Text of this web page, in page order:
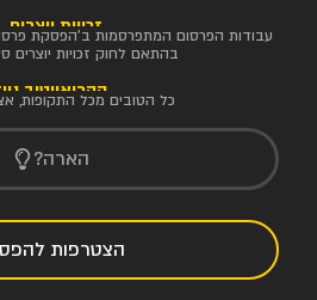
זכויות יוצרים
עבודות הפרסום המתפרסמות ב'הפסקת
בהתאם לחוק זכויות יוצרים סעיף
הקריאייטיב
כל הטובים מכל התקופות,
הארה?
הצטרפות